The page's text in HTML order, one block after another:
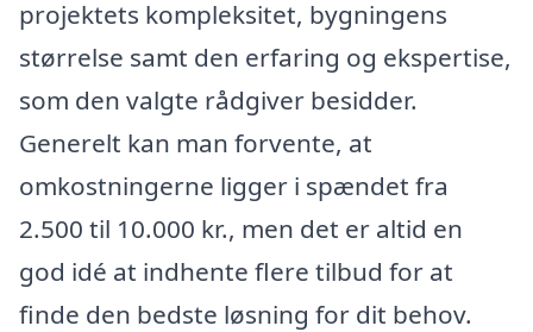
projektets kompleksitet, bygningens
størrelse samt den erfaring og ekspertise,
som den valgte rådgiver besidder.
Generelt kan man forvente, at
omkostningerne ligger i spændet fra
2.500 til 10.000 kr., men det er altid en
god idé at indhente flere tilbud for at
finde den bedste løsning for dit behov.